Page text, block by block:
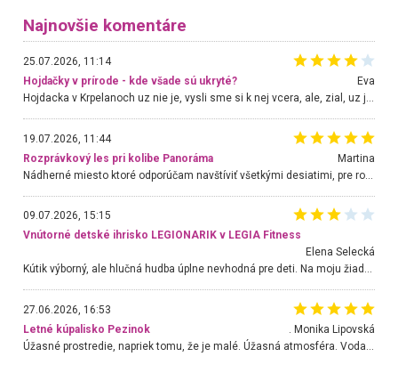
Najnovšie komentáre
25.07.2026, 11:14
Hojdačky v prírode - kde všade sú ukryté?
Eva
Hojdacka v Krpelanoch uz nie je, vysli sme si k nej vcera, ale, zial, uz je znicena. Ak sem planujete cestu len kvoli hojdacke, mozete si ju usetrit. Krasny vyhlad je tu vsak aj bez hojdacky :-)
19.07.2026, 11:44
Rozprávkový les pri kolibe Panoráma
Martina
Nádherné miesto ktoré odporúčam navštíviť všetkými desiatimi, pre rodiny s deťmi, dôchodcom... Proste a jednoducho ozaj rozprávkový les.. určite ešte prídeme. Odniesli sme si na pamiatku krásne tričká,
09.07.2026, 15:15
Vnútorné detské ihrisko LEGIONARIK v LEGIA Fitness
Elena Selecká
Kútik výborný, ale hlučná hudba úplne nevhodná pre deti. Na moju žiadosť o aspoň sušenie nereagovali.
27.06.2026, 16:53
Letné kúpalisko Pezinok
. Monika Lipovská
Úžasné prostredie, napriek tomu, že je malé. Úžasná atmosféra. Voda fantastická a nádherná. Ľudí je pomerne veľa, ale su mili a ohľaduplní. Je veľmi zaujímavé sledovať, ako dokážu spolu športovať cudzí ľudia a bez ohľadu na vek. Vládne tu pohoda. Vnuka neviem dostať z vody. Ďakujem za krásny deň . Urcite sa sem vrátim. Jediný problém je s parkovaním, ale aj ten sa mi podarilo vyriešiť. Monika Bratislava